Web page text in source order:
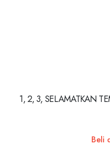
1, 2, 3, SELAMATKAN
Beli